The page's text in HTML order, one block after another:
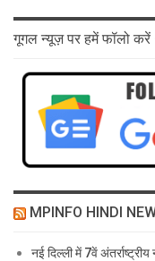
गूगल न्यूज़ पर हमें फॉलो करें
MPINFO HINDI
नई दिल्ली में 7वें